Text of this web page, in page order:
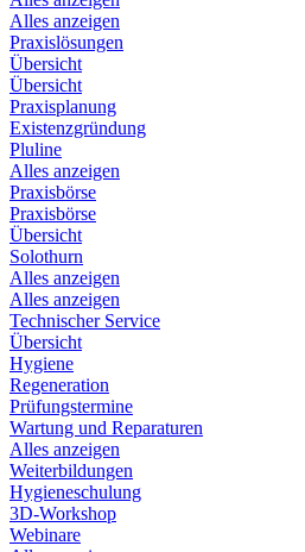
Alles anzeigen
Praxislösungen
Übersicht
Übersicht
Praxisplanung
Existenzgründung
Pluline
Alles anzeigen
Praxisbörse
Praxisbörse
Übersicht
Solothurn
Alles anzeigen
Alles anzeigen
Technischer Service
Übersicht
Hygiene
Regeneration
Prüfungstermine
Wartung und Reparaturen
Alles anzeigen
Weiterbildungen
Hygieneschulung
3D-Workshop
Webinare